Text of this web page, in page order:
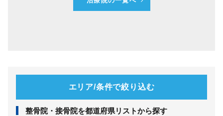
エリア/条件で絞り込む
整⾻院・接⾻院を都道府県リストから探す